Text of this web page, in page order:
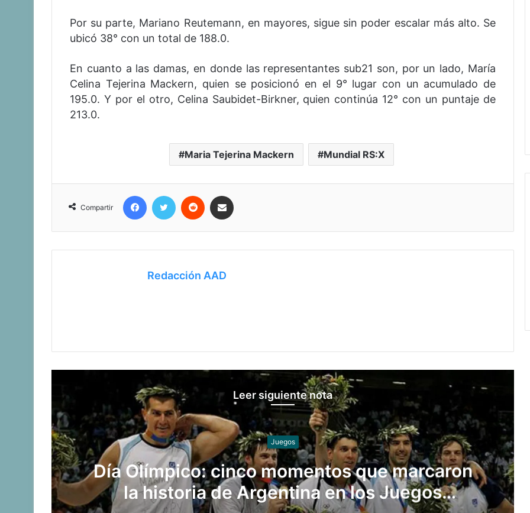
Por su parte, Mariano Reutemann, en mayores, sigue sin poder escalar más alto. Se
ubicó 38° con un total de 188.0.
En cuanto a las damas, en donde las representantes sub21 son, por un lado, María
Celina Tejerina Mackern, quien se posicionó en el 9° lugar con un acumulado de
195.0. Y por el otro, Celina Saubidet-Birkner, quien continúa 12° con un puntaje de
213.0.
Maria Tejerina Mackern Mundial RS:X
Compartir
Redacción AAD
Leer siguiente nota
Juegos
Día Olímpico: cinco momentos que marcaron
la historia de Argentina en los Juegos